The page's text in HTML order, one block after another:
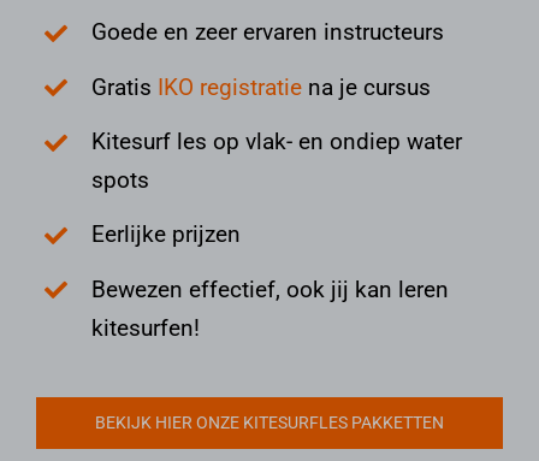
Goede en zeer ervaren instructeurs
Gratis IKO registratiena je cursus
Kitesurf les op vlak- en ondiep water
spots
Eerlijke prijzen
Bewezen effectief, ook jij kan leren
kitesurfen!
BEKIJK HIER ONZE KITESURFLES PAKKETTEN